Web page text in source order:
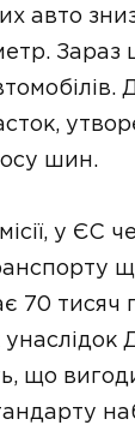
авто
Зараз
шин.
у ЄС
70 тисяч
унаслідок
що